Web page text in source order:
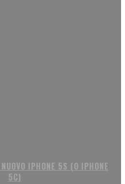
IPHONE 5S (O IPHONE
5C)